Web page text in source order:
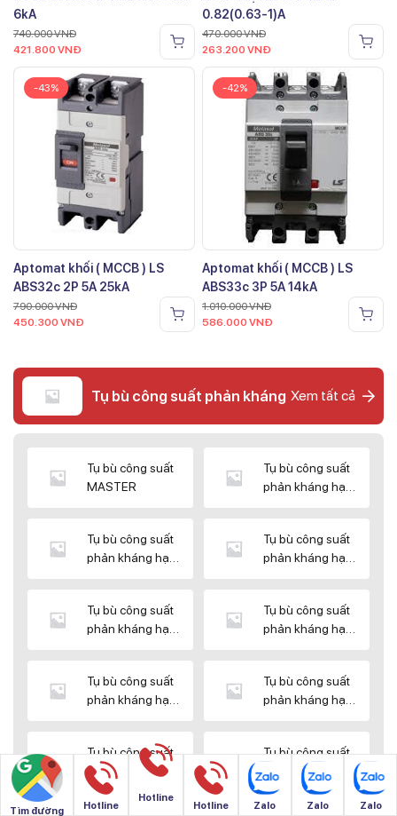
6kA
740.000VNĐ
421.800 VNĐ
0.82(0.63-1)A
470.000VNĐ
263.200 VNĐ
-43%
Aptomat khối ( MCCB ) LS
ABS32c 2P 5A 25kA
790.000VNĐ
450.300 VNĐ
-42%
Aptomat khối ( MCCB ) LS
ABS33c 3P 5A 14kA
1.010.000VNĐ
586.000 VNĐ
Tụ bù công suất phản kháng Xem tất cả
Tụ bù công suất
MASTER
Tụ bù công suất
phản kháng hạ
Tụ bù công suất
phản kháng hạ
Tụ bù công suất
phản kháng hạ
Tụ bù công suất
phản kháng hạ
Tụ bù công suất
phản kháng hạ
Tụ bù công suất
phản kháng hạ
Tụ bù công suất
phản kháng hạ
Tụ bù công suất
phản kháng hạ
thế SHIZUKI
Tụ bù công suất
phản kháng hạ
thế SINO
Tìm đường Hotline
Hotline
Hotline Zalo Zalo Zalo